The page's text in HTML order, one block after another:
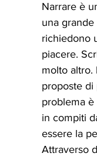
Narrare è
una
richiedono
piacere.
molto altro.
proposte di
problema è
in compiti
essere la
Attraverso